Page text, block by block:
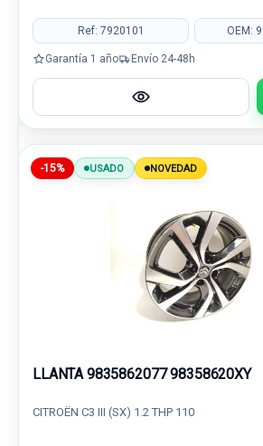
Ref: 7920101 OEM:
Garantía 1 año Envío 24-48h
-15% USADO NOVEDAD
LLANTA 9835862077 98358620XY
CITROËN C3 III (SX) 1.2 THP 110